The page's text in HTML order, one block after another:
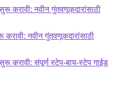
करावी: नवीन गुंतवणूकदारांसाठी
नवीन गुंतवणूकदारांसाठी
करावी: संपूर्ण स्टेप-बाय-स्टेप गाईड